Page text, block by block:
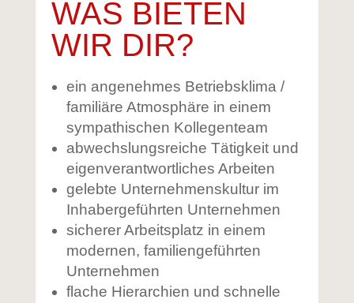
WAS BIETEN
WIR DIR?
ein angenehmes Betriebsklima /
familiäre Atmosphäre in einem
sympathischen Kollegenteam
abwechslungsreiche Tätigkeit und
eigenverantwortliches Arbeiten
gelebte Unternehmenskultur im
Inhabergeführten Unternehmen
sicherer Arbeitsplatz in einem
modernen, familiengeführten
Unternehmen
flache Hierarchien und schnelle